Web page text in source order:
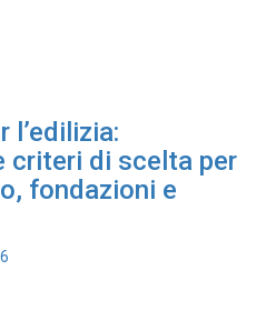
l’edilizia:
criteri di scelta per
fondazioni e